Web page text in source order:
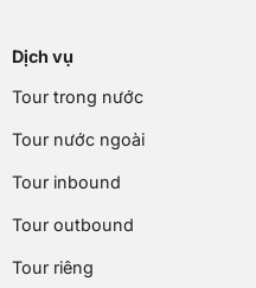
Dịch vụ
Tour trong nước
Tour nước ngoài
Tour inbound
Tour outbound
Tour riêng